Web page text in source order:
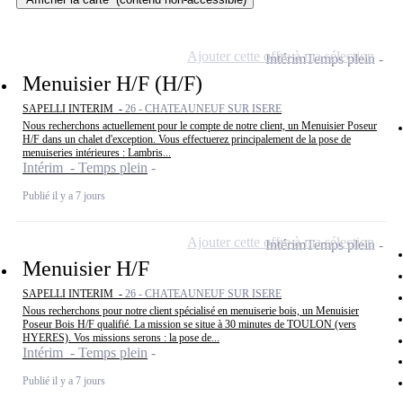
Menuisier H/F (H/F)
SAPELLI INTERIM - 26 - CHATEAUNEUF SUR ISERE
Nous recherchons actuellement pour le compte de notre client, un Menuisier Poseur
H/F dans un chalet d'exception. Vous effectuerez principalement de la pose de
menuiseries intérieures : Lambris...
Intérim - Temps plein
Publié il y a 7 jours
IntérimTemps plein
Ajouter cette offre à ma sélection
Menuisier H/F
SAPELLI INTERIM - 26 - CHATEAUNEUF SUR ISERE
Nous recherchons pour notre client spécialisé en menuiserie bois, un Menuisier
Poseur Bois H/F qualifié. La mission se situe à 30 minutes de TOULON (vers
HYERES). Vos missions serons : la pose de...
Intérim - Temps plein
Publié il y a 7 jours
IntérimTemps plein
Ajouter cette offre à ma sélection